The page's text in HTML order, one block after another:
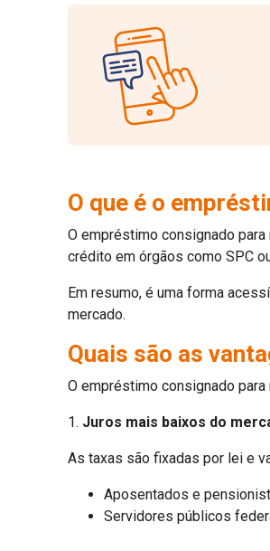
O que é o
O empréstimo consignado
crédito em órgãos como SPC
Em resumo, é uma forma
mercado.
Quais são as
O empréstimo consignado
1. Juros mais baixos do
As taxas são fixadas por lei e
Aposentados e
Servidores públicos